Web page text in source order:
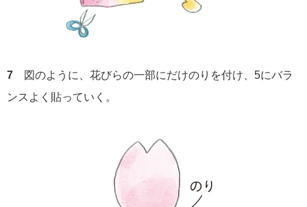
7
図のように、花びらの一部にだけのりを付け、5にバラ
ンスよく貼っていく。